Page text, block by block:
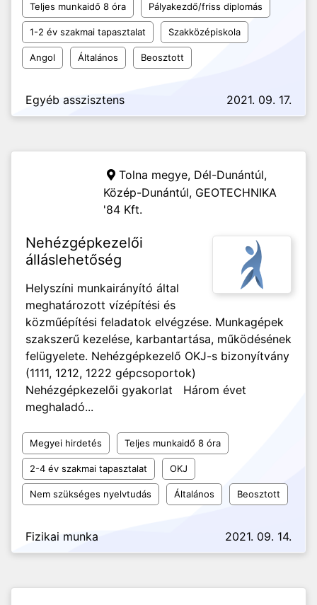
Teljes munkaidő 8 óra Pályakezdő/friss diplomás
1-2 év szakmai tapasztalat Szakközépiskola
Angol Általános Beosztott
Egyéb asszisztens 2021. 09. 17.
Tolna megye, Dél-Dunántúl,
Közép-Dunántúl, GEOTECHNIKA
'84 Kft.
Nehézgépkezelői
álláslehetőség
Helyszíni munkairányító által
meghatározott vízépítési és
közműépítési feladatok elvégzése. Munkagépek
szakszerű kezelése, karbantartása, működésének
felügyelete. Nehézgépkezelő OKJ-s bizonyítvány
(1111, 1212, 1222 gépcsoportok)
Nehézgépkezelői gyakorlat Három évet
meghaladó...
Megyei hirdetés Teljes munkaidő 8 óra
2-4 év szakmai tapasztalat OKJ
Nem szükséges nyelvtudás Általános Beosztott
Fizikai munka 2021. 09. 14.